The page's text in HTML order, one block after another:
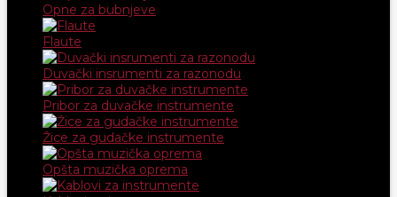
Opne za bubnjeve
Flaute
Duvački insrumenti za razonodu
Pribor za duvačke instrumente
Žice za gudačke instrumente
Opšta muzička oprema